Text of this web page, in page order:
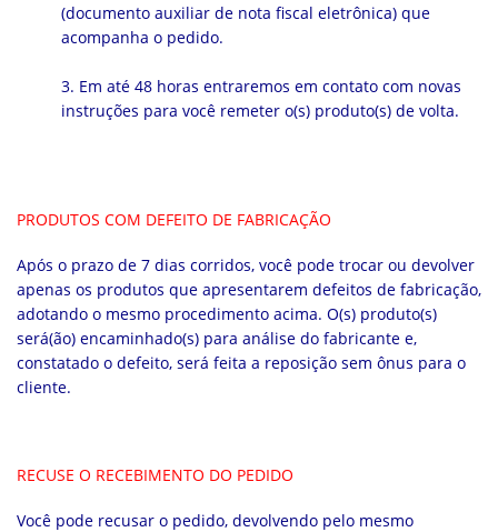
(documento auxiliar de nota fiscal eletrônica) que
acompanha o pedido.
3. Em até 48 horas entraremos em contato com novas
instruções para você remeter o(s) produto(s) de volta.
PRODUTOS COM DEFEITO DE FABRICAÇÃO
Após o prazo de 7 dias corridos, você pode trocar ou devolver
apenas os produtos que apresentarem defeitos de fabricação,
adotando o mesmo procedimento acima. O(s) produto(s)
será(ão) encaminhado(s) para análise do fabricante e,
constatado o defeito, será feita a reposição sem ônus para o
cliente.
RECUSE O RECEBIMENTO DO PEDIDO
Você pode recusar o pedido, devolvendo pelo mesmo